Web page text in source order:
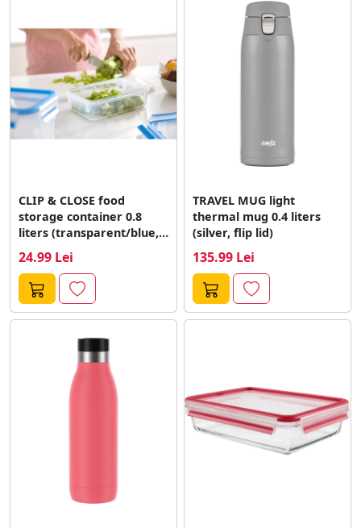
CLIP & CLOSE food
storage container 0.8
liters (transparent/blue,
format)
24.99 Lei
TRAVEL MUG light
thermal mug 0.4 liters
(silver, flip lid)
135.99 Lei